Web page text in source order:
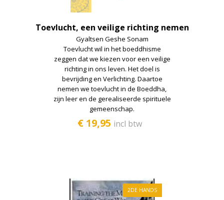
Toevlucht, een veilige richting nemen
Gyaltsen Geshe Sonam
Toevlucht wil in het boeddhisme
zeggen dat we kiezen voor een veilige
richting in ons leven. Het doel is
bevrijding en Verlichting. Daartoe
nemen we toevlucht in de Boeddha,
zijn leer en de gerealiseerde spirituele
gemeenschap.
€ 19,95 incl btw
2DE HANDS